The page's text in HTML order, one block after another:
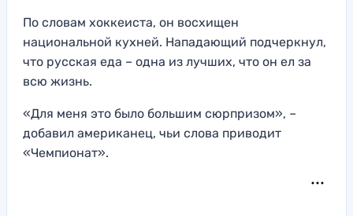
По словам хоккеиста, он восхищен
национальной кухней. Нападающий подчеркнул,
что русская еда – одна из лучших, что он ел за
всю жизнь.
«Для меня это было большим сюрпризом», –
добавил американец, чьи слова приводит
«Чемпионат».